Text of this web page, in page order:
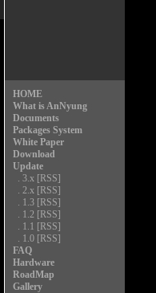
HOME
What is AnNyung
Documents
Packages System
White Paper
Download
Update
. 3.x [RSS]
. 2.x [RSS]
. 1.3 [RSS]
. 1.2 [RSS]
. 1.1 [RSS]
. 1.0 [RSS]
FAQ
Hardware
RoadMap
Gallery